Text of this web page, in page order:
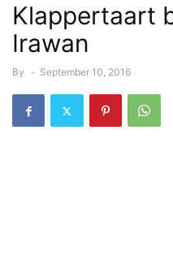
Klappertaart
Irawan
By - September 10, 2016